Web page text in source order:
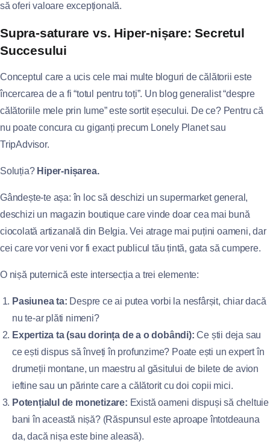
să oferi valoare excepțională.
Supra-saturare vs. Hiper-nișare: Secretul
Succesului
Conceptul care a ucis cele mai multe bloguri de călătorii este
încercarea de a fi “totul pentru toți”. Un blog generalist “despre
călătoriile mele prin lume” este sortit eșecului. De ce? Pentru că
nu poate concura cu giganți precum Lonely Planet sau
TripAdvisor.
Soluția? Hiper-nișarea.
Gândește-te așa: în loc să deschizi un supermarket general,
deschizi un magazin boutique care vinde doar cea mai bună
ciocolată artizanală din Belgia. Vei atrage mai puțini oameni, dar
cei care vor veni vor fi exact publicul tău țintă, gata să cumpere.
O nișă puternică este intersecția a trei elemente:
Pasiunea ta: Despre ce ai putea vorbi la nesfârșit, chiar dacă
nu te-ar plăti nimeni?
Expertiza ta (sau dorința de a o dobândi): Ce știi deja sau
ce ești dispus să înveți în profunzime? Poate ești un expert în
drumeții montane, un maestru al găsitului de bilete de avion
ieftine sau un părinte care a călătorit cu doi copii mici.
Potențialul de monetizare: Există oameni dispuși să cheltuie
bani în această nișă? (Răspunsul este aproape întotdeauna
da, dacă nișa este bine aleasă).